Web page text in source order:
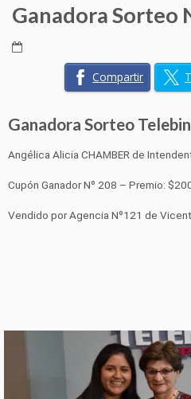
Ganadora Sorteo
Compartir
Ganadora Sorteo
Angélica Alicia CHAMBER de
Cupón Ganador Nº 208 – Premio:
Vendido por Agencia Nº121 de